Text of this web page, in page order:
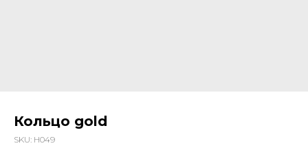
Кольцо gold
SKU: Н049